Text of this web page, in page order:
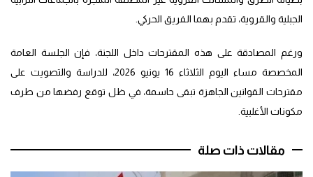
الجبلية والقروية، تقدم بهما الفريق الحركي.
ورغم المصادقة على هذه المقترحات داخل اللجنة، فإن الجلسة العامة
المخصصة مساء اليوم الثلاثاء 16 يونيو 2026، للدراسة والتصويت على
مقترحات القوانين الجاهزة تبقى حاسمة، في ظل توقع رفضها من طرف
مكونات الأغلبية.
مقالات ذات صلة